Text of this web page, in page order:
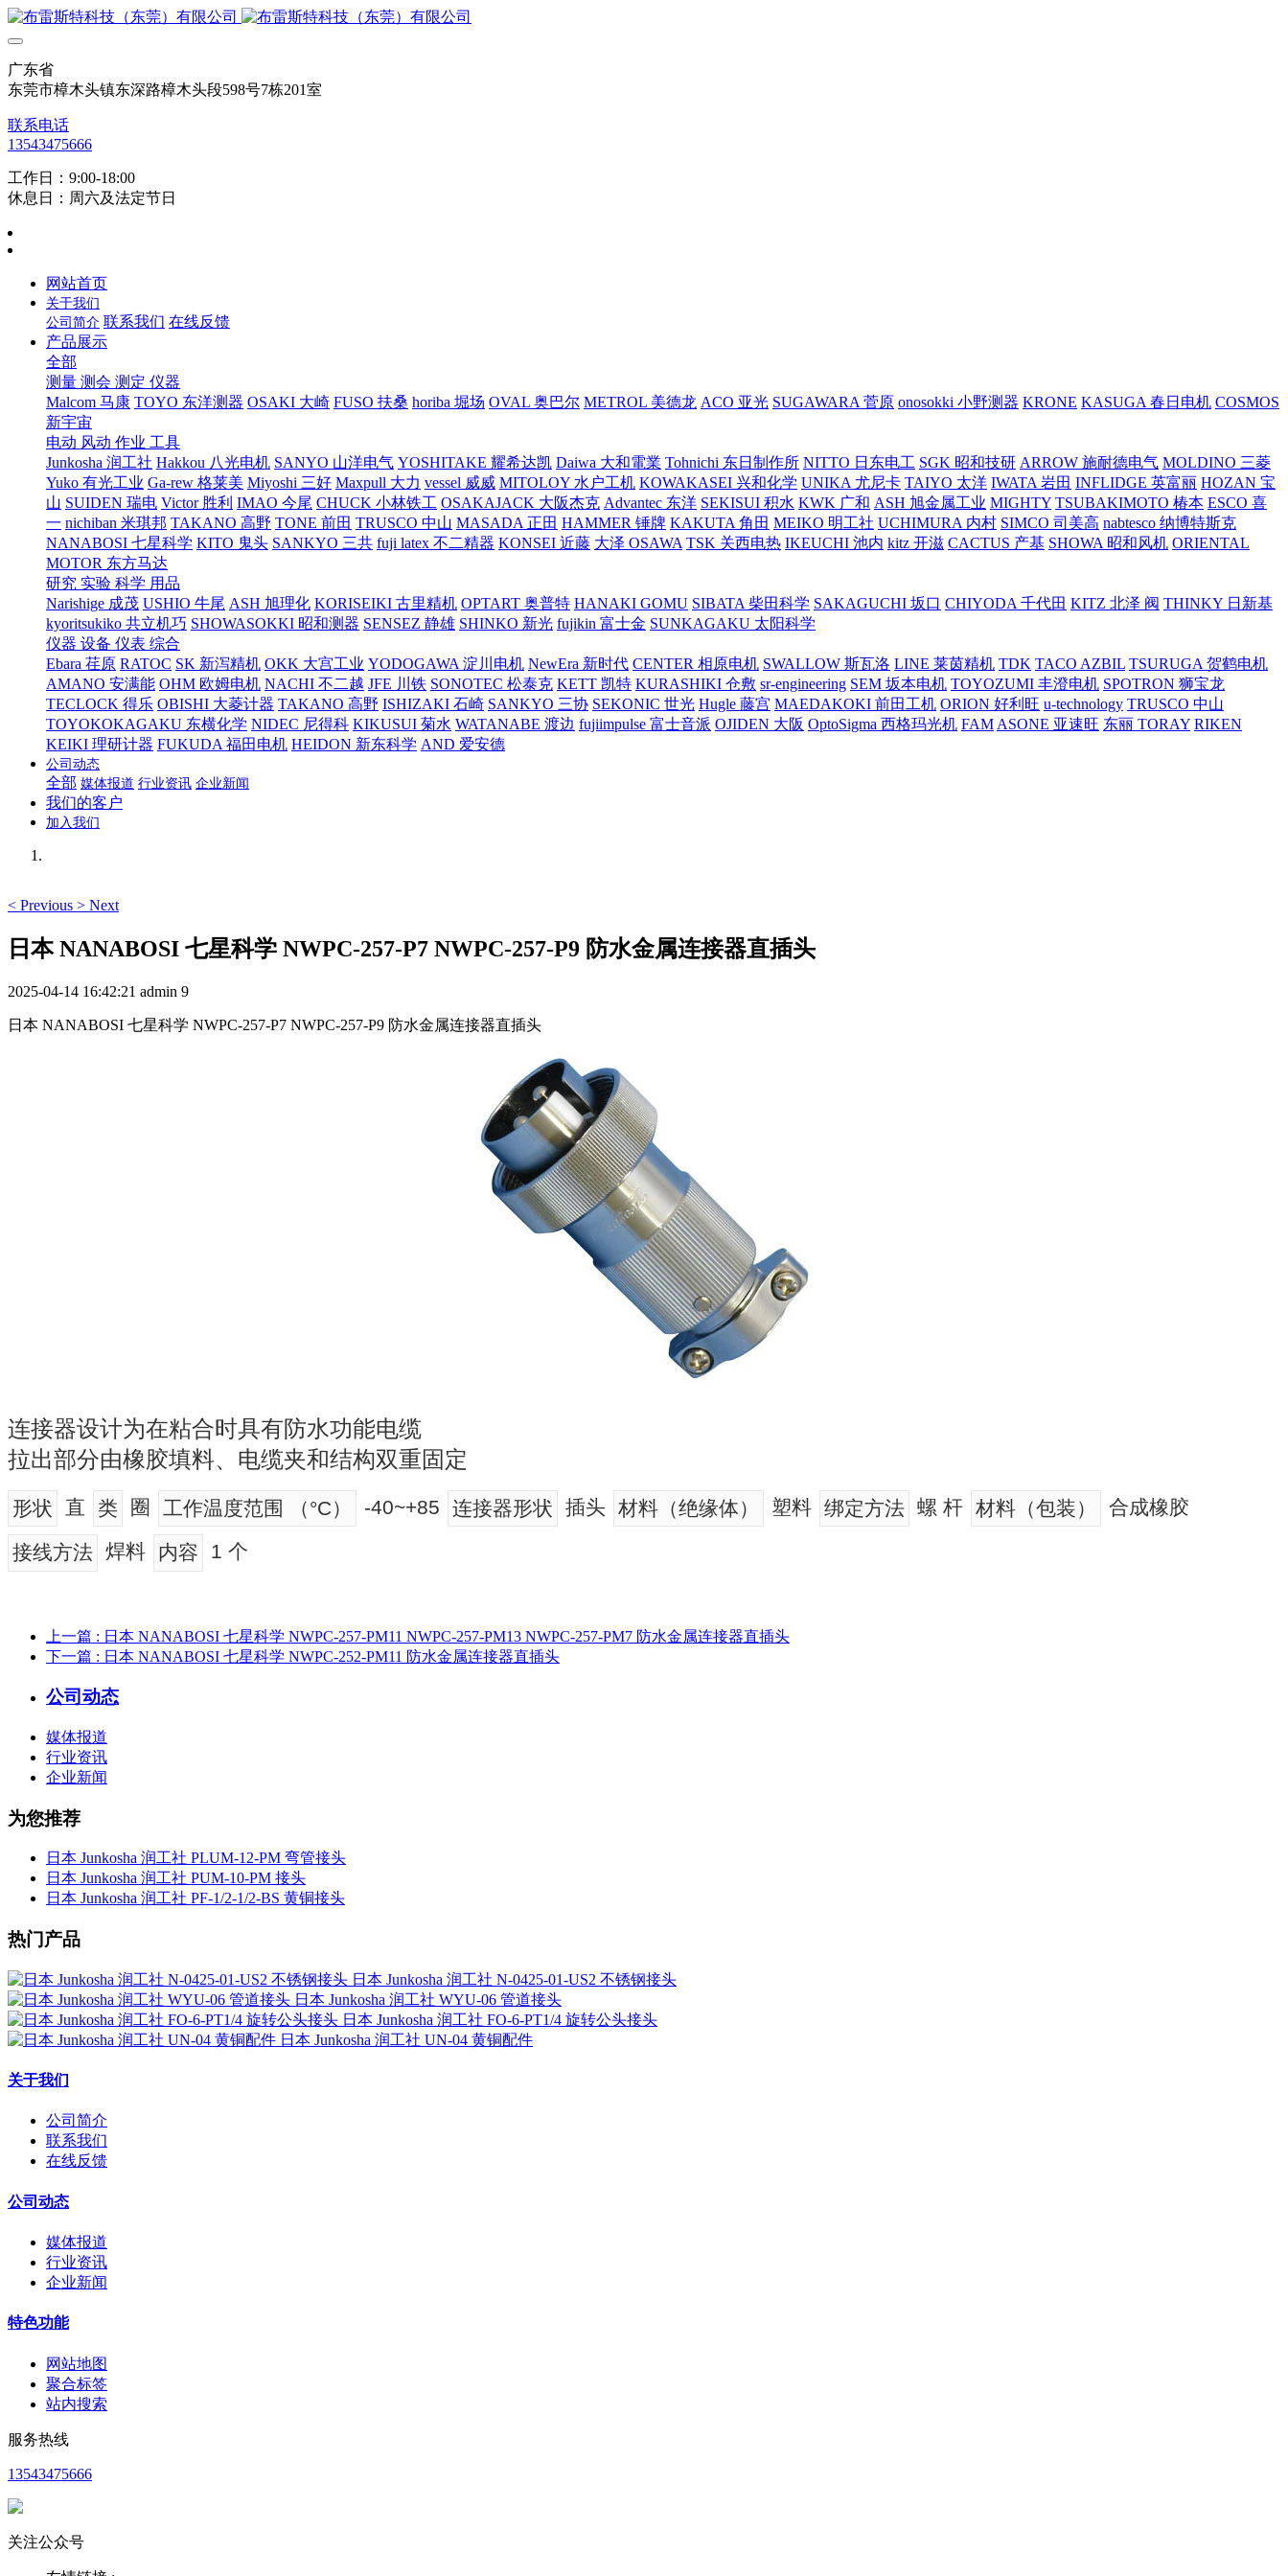
广东省
东莞市樟木头镇东深路樟木头段598号7栋201室
联系电话
13543475666
工作日：9:00-18:00
休息日：周六及法定节日
网站首页
关于我们
公司简介 联系我们 在线反馈
产品展示
全部
测量 测会 测定 仪器
Malcom 马康 TOYO 东洋测器 OSAKI 大崎 FUSO 扶桑 horiba 堀场 OVAL 奥巴尔 METROL 美德龙 ACO 亚光 SUGAWARA 菅原 onosokki 小野测器 KRONE KASUGA 春日电机 COSMOS
新宇宙
电动 风动 作业 工具
Junkosha 润工社 Hakkou 八光电机 SANYO 山洋电气 YOSHITAKE 耀希达凯 Daiwa 大和電業 Tohnichi 东日制作所 NITTO 日东电工 SGK 昭和技研 ARROW 施耐德电气 MOLDINO 三菱
Yuko 有光工业 Ga-rew 格莱美 Miyoshi 三好 Maxpull 大力 vessel 威威 MITOLOY 水户工机 KOWAKASEI 兴和化学 UNIKA 尤尼卡 TAIYO 太洋 IWATA 岩田 INFLIDGE 英富丽 HOZAN 宝
山 SUIDEN 瑞电 Victor 胜利 IMAO 今尾 CHUCK 小林铁工 OSAKAJACK 大阪杰克 Advantec 东洋 SEKISUI 积水 KWK 广和 ASH 旭金属工业 MIGHTY TSUBAKIMOTO 椿本 ESCO 喜
一 nichiban 米琪邦 TAKANO 高野 TONE 前田 TRUSCO 中山 MASADA 正田 HAMMER 锤牌 KAKUTA 角田 MEIKO 明工社 UCHIMURA 内村 SIMCO 司美高 nabtesco 纳博特斯克
NANABOSI 七星科学 KITO 鬼头 SANKYO 三共 fuji latex 不二精器 KONSEI 近藤 大泽 OSAWA TSK 关西电热 IKEUCHI 池内 kitz 开滋 CACTUS 产基 SHOWA 昭和风机 ORIENTAL
MOTOR 东方马达
研究 实验 科学 用品
Narishige 成茂 USHIO 牛尾 ASH 旭理化 KORISEIKI 古里精机 OPTART 奥普特 HANAKI GOMU SIBATA 柴田科学 SAKAGUCHI 坂口 CHIYODA 千代田 KITZ 北泽 阀 THINKY 日新基
kyoritsukiko 共立机巧 SHOWASOKKI 昭和测器 SENSEZ 静雄 SHINKO 新光 fujikin 富士金 SUNKAGAKU 太阳科学
仪器 设备 仪表 综合
Ebara 荏原 RATOC SK 新泻精机 OKK 大宫工业 YODOGAWA 淀川电机 NewEra 新时代 CENTER 相原电机 SWALLOW 斯瓦洛 LINE 莱茵精机 TDK TACO AZBIL TSURUGA 贺鹤电机
AMANO 安满能 OHM 欧姆电机 NACHI 不二越 JFE 川铁 SONOTEC 松泰克 KETT 凯特 KURASHIKI 仓敷 sr-engineering SEM 坂本电机 TOYOZUMI 丰澄电机 SPOTRON 狮宝龙
TECLOCK 得乐 OBISHI 大菱计器 TAKANO 高野 ISHIZAKI 石崎 SANKYO 三协 SEKONIC 世光 Hugle 藤宫 MAEDAKOKI 前田工机 ORION 好利旺 u-technology TRUSCO 中山
TOYOKOKAGAKU 东横化学 NIDEC 尼得科 KIKUSUI 菊水 WATANABE 渡边 fujiimpulse 富士音派 OJIDEN 大阪 OptoSigma 西格玛光机 FAM ASONE 亚速旺 东丽 TORAY RIKEN
KEIKI 理研计器 FUKUDA 福田电机 HEIDON 新东科学 AND 爱安德
公司动态
全部 媒体报道 行业资讯 企业新闻
我们的客户
加入我们
< Previous > Next
日本 NANABOSI 七星科学 NWPC-257-P7 NWPC-257-P9 防水金属连接器直插头
2025-04-14 16:42:21 admin 9
日本 NANABOSI 七星科学 NWPC-257-P7 NWPC-257-P9 防水金属连接器直插头
连接器设计为在粘合时具有防水功能电缆
拉出部分由橡胶填料、电缆夹和结构双重固定
形状 直 类 圈 工作温度范围 （°C） -40~+85 连接器形状 插头 材料（绝缘体） 塑料 绑定方法 螺 杆 材料（包装） 合成橡胶
接线方法 焊料 内容 1 个
上一篇 : 日本 NANABOSI 七星科学 NWPC-257-PM11 NWPC-257-PM13 NWPC-257-PM7 防水金属连接器直插头
下一篇 : 日本 NANABOSI 七星科学 NWPC-252-PM11 防水金属连接器直插头
公司动态
媒体报道
行业资讯
企业新闻
为您推荐
日本 Junkosha 润工社 PLUM-12-PM 弯管接头
日本 Junkosha 润工社 PUM-10-PM 接头
日本 Junkosha 润工社 PF-1/2-1/2-BS 黄铜接头
热门产品
日本 Junkosha 润工社 N-0425-01-US2 不锈钢接头
日本 Junkosha 润工社 WYU-06 管道接头
日本 Junkosha 润工社 FO-6-PT1/4 旋转公头接头
日本 Junkosha 润工社 UN-04 黄铜配件
关于我们
公司简介
联系我们
在线反馈
公司动态
媒体报道
行业资讯
企业新闻
特色功能
网站地图
聚合标签
站内搜索
服务热线
13543475666
关注公众号